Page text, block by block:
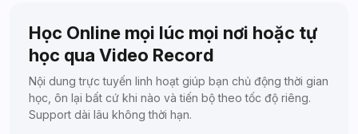
Học Online mọi lúc mọi nơi hoặc tự
học qua Video Record
Nội dung trực tuyến linh hoạt giúp bạn chủ động thời gian
học, ôn lại bất cứ khi nào và tiến bộ theo tốc độ riêng.
Support dài lâu không thời hạn.